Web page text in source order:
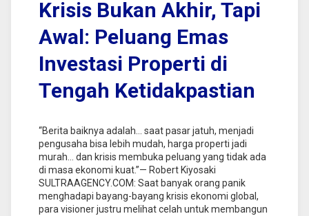
Krisis Bukan Akhir, Tapi
Awal: Peluang Emas
Investasi Properti di
Tengah Ketidakpastian
“Berita baiknya adalah… saat pasar jatuh, menjadi
pengusaha bisa lebih mudah, harga properti jadi
murah… dan krisis membuka peluang yang tidak ada
di masa ekonomi kuat.”— Robert Kiyosaki
SULTRAAGENCY.COM: Saat banyak orang panik
menghadapi bayang-bayang krisis ekonomi global,
para visioner justru melihat celah untuk membangun